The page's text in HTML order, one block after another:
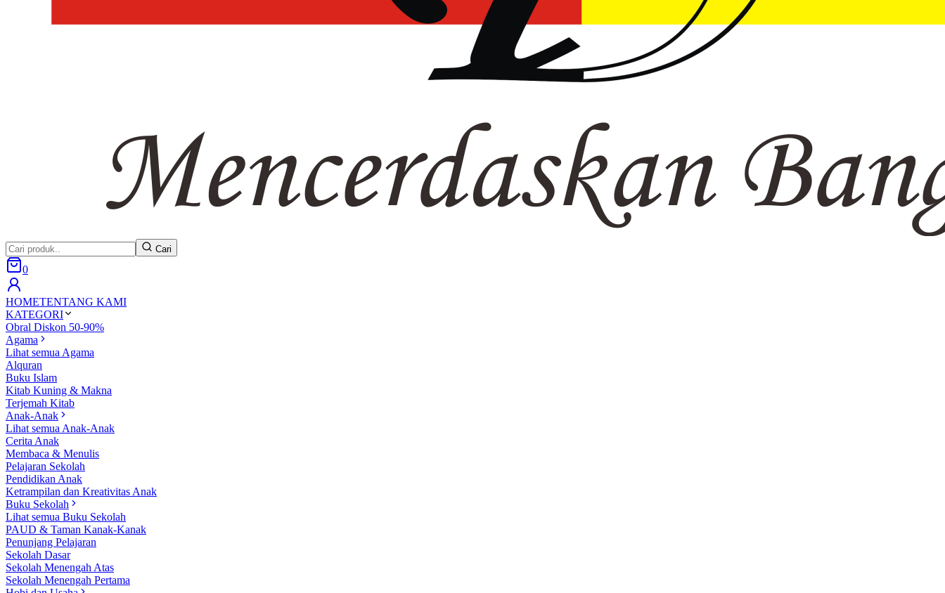
Cari
0
HOMETENTANG KAMI
KATEGORI
Obral Diskon 50-90%
Agama
Lihat semua Agama
Alquran
Buku Islam
Kitab Kuning & Makna
Terjemah Kitab
Anak-Anak
Lihat semua Anak-Anak
Cerita Anak
Membaca & Menulis
Pelajaran Sekolah
Pendidikan Anak
Ketrampilan dan Kreativitas Anak
Buku Sekolah
Lihat semua Buku Sekolah
PAUD & Taman Kanak-Kanak
Penunjang Pelajaran
Sekolah Dasar
Sekolah Menengah Atas
Sekolah Menengah Pertama